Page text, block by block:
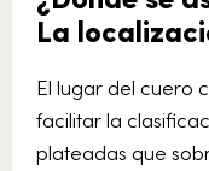
La
El lugar del cuero
facilitar la
plateadas que